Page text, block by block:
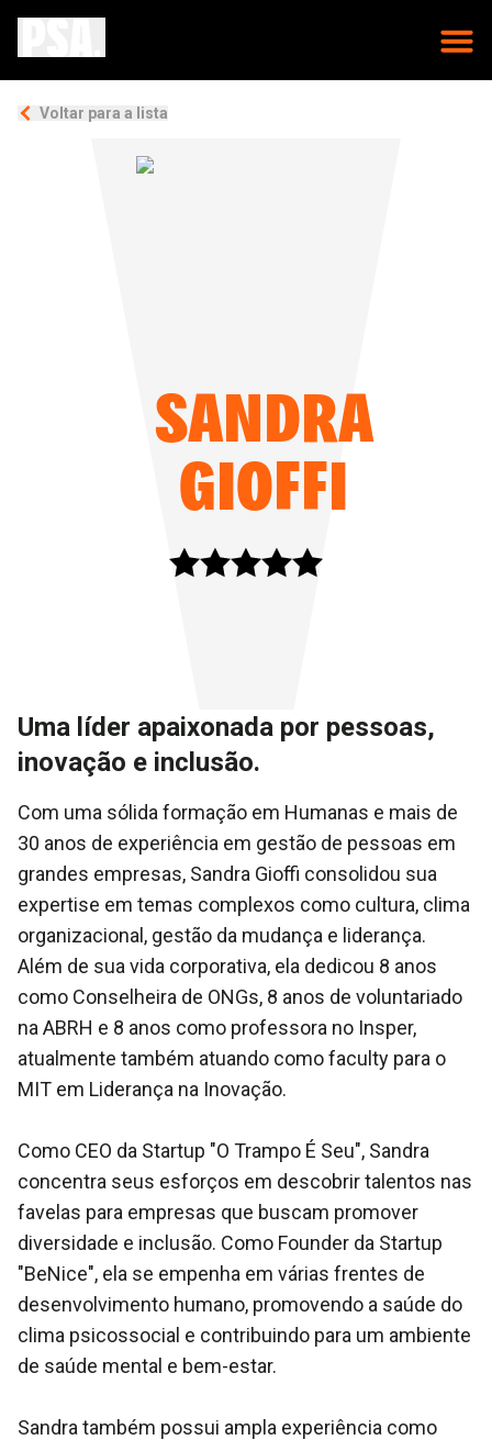
Voltar para a lista
SANDRA
GIOFFI
Uma líder apaixonada por pessoas,
inovação e inclusão.
Com uma sólida formação em Humanas e mais de
30 anos de experiência em gestão de pessoas em
grandes empresas, Sandra Gioffi consolidou sua
expertise em temas complexos como cultura, clima
organizacional, gestão da mudança e liderança.
Além de sua vida corporativa, ela dedicou 8 anos
como Conselheira de ONGs, 8 anos de voluntariado
na ABRH e 8 anos como professora no Insper,
atualmente também atuando como faculty para o
MIT em Liderança na Inovação.
Como CEO da Startup "O Trampo É Seu", Sandra
concentra seus esforços em descobrir talentos nas
favelas para empresas que buscam promover
diversidade e inclusão. Como Founder da Startup
"BeNice", ela se empenha em várias frentes de
desenvolvimento humano, promovendo a saúde do
clima psicossocial e contribuindo para um ambiente
de saúde mental e bem-estar.
Sandra também possui ampla experiência como